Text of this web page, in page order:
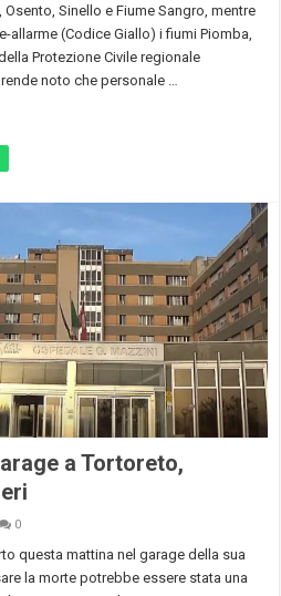
Sinello e Fiume Sangro, mentre
(Codice Giallo) i fiumi Piomba,
Protezione Civile regionale
noto che personale …
a Tortoreto,
0
questa mattina nel garage della sua
la morte potrebbe essere stata una